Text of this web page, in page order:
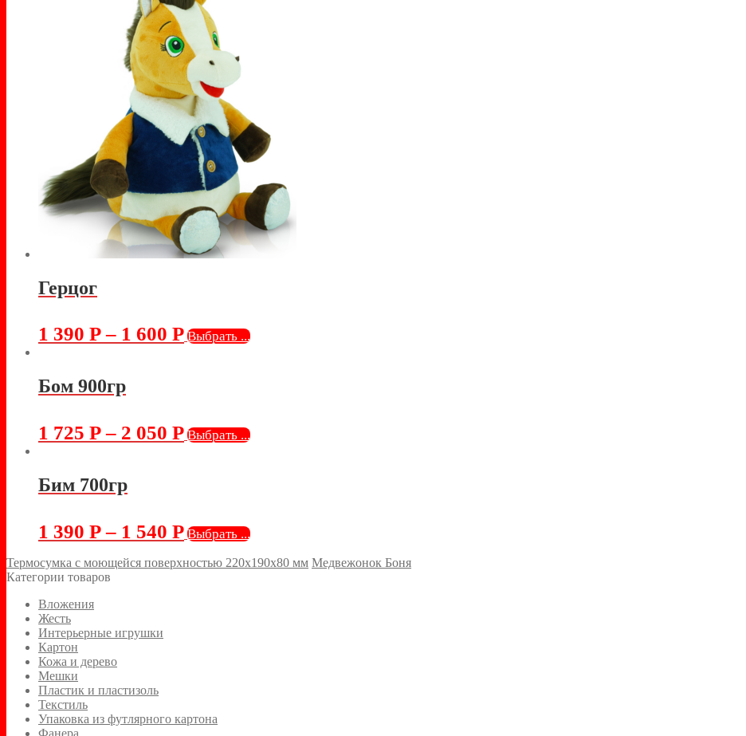
Герцог
1 390 Р– 1 600 Р Выбрать ...
Бом 900гр
1 725 Р– 2 050 Р Выбрать ...
Бим 700гр
1 390 Р– 1 540 Р Выбрать ...
Термосумка с моющейся поверхностью 220х190х80 мм Медвежонок Боня
Категории товаров
Вложения
Жесть
Интерьерные игрушки
Картон
Кожа и дерево
Мешки
Пластик и пластизоль
Текстиль
Упаковка из футлярного картона
Фанера